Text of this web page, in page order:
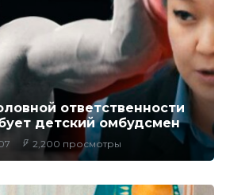
ответственности
детский омбудсмен
2,200 просмотры